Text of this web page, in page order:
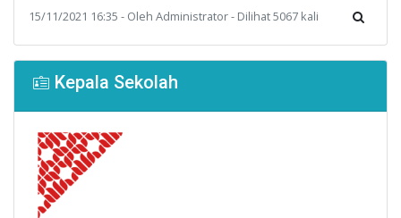
15/11/2021 16:35 - Oleh Administrator - Dilihat 5067 kali
Kepala Sekolah